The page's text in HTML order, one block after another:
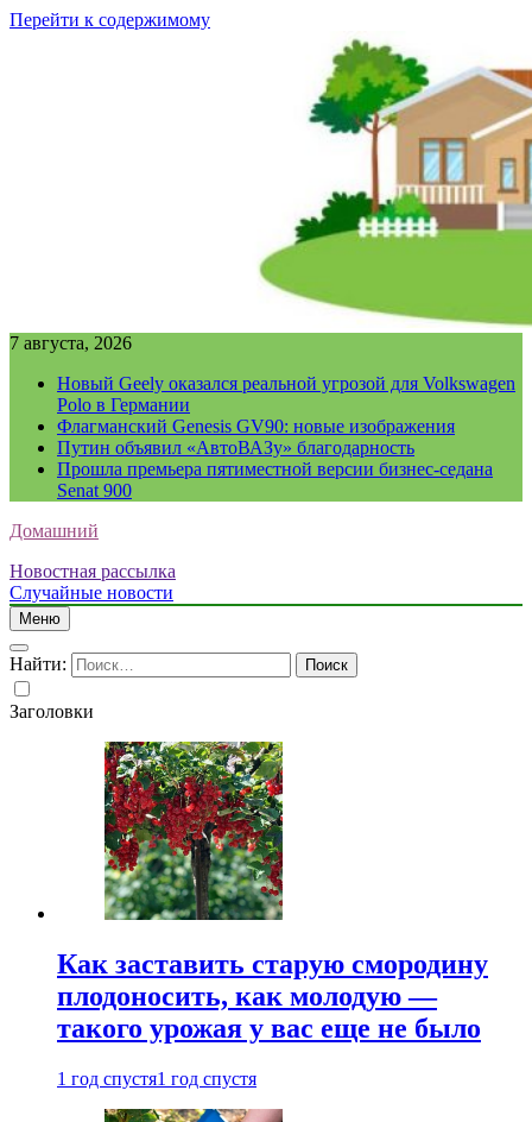
Перейти к содержимому
7 августа, 2026
Новый Geely оказался реальной угрозой для Volkswagen
Polo в Германии
Флагманский Genesis GV90: новые изображения
Путин объявил «АвтоВАЗу» благодарность
Прошла премьера пятиместной версии бизнес-седана
Senat 900
Домашний
Новостная рассылка
Случайные новости
Меню
Найти:
Заголовки
Как заставить старую смородину
плодоносить, как молодую —
такого урожая у вас еще не было
1 год спустя1 год спустя